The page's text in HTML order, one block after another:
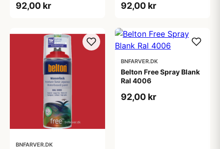
92,00 kr 92,00 kr
BNFARVER.DK
BNFARVER.DK
Belton Free Spray Blank
Ral 4006
92,00 kr